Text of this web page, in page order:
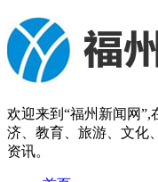
欢迎来到“福州新闻网
济、教育、旅游、文化
资讯。